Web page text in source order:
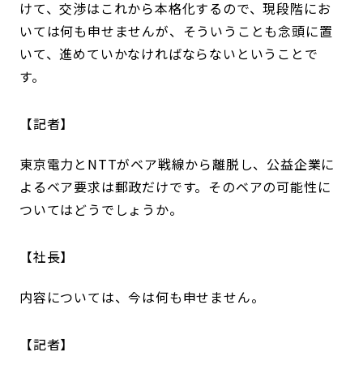
けて、交渉はこれから本格化するので、現段階にお
いては何も申せませんが、そういうことも念頭に置
いて、進めていかなければならないということで
す。
記者
東京電力とNTTがベア戦線から離脱し、公益企業に
よるベア要求は郵政だけです。そのベアの可能性に
ついてはどうでしょうか。
社長
内容については、今は何も申せません。
記者